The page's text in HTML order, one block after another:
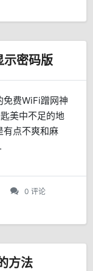
密码版
免费WiFi蹭网神
美中不足的地
有点不爽和麻
0 评论
方法